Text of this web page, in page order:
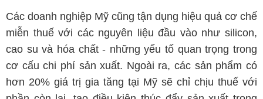
Các doanh nghiệp Mỹ cũng tận dụng hiệu quả cơ chế
miễn thuế với các nguyên liệu đầu vào như silicon,
cao su và hóa chất - những yếu tố quan trọng trong
cơ cấu chi phí sản xuất. Ngoài ra, các sản phẩm có
hơn 20% giá trị gia tăng tại Mỹ sẽ chỉ chịu thuế với